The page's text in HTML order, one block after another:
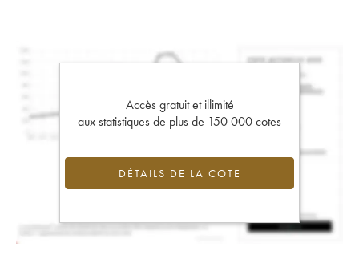
Accès gratuit et illimité
aux statistiques de plus de 150 000 cotes
DÉTAILS DE LA COTE